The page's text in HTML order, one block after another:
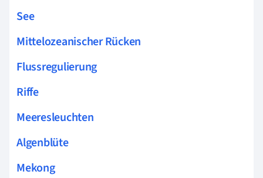
See
Mittelozeanischer Rücken
Flussregulierung
Riffe
Meeresleuchten
Algenblüte
Mekong